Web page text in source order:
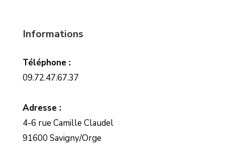
Informations
Téléphone :
09.72.47.67.37
Adresse :
4-6 rue Camille Claudel
91600 Savigny/Orge